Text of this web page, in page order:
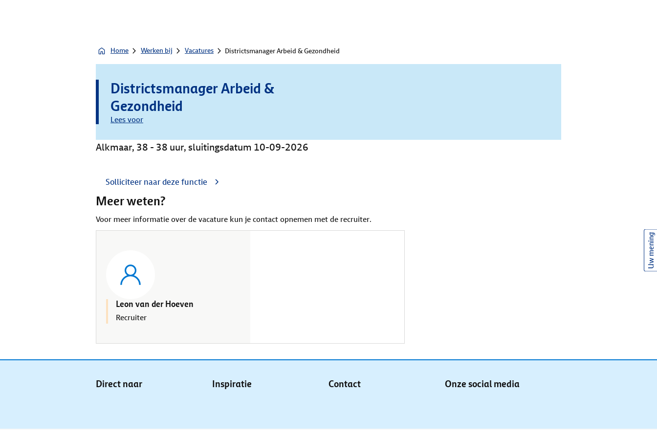
Home Werken bij Vacatures Districtsmanager Arbeid & Gezondheid
Districtsmanager Arbeid &
Gezondheid
Lees voor
Alkmaar, 38 - 38 uur, sluitingsdatum 10-09-2026
Solliciteer naar deze functie
Meer weten?
Voor meer informatie over de vacature kun je contact opnemen met de recruiter.
Leon van der Hoeven
Recruiter
Direct naar Inspiratie Contact Onze social media
Uw mening